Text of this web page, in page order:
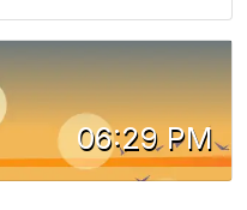
06:29 PM